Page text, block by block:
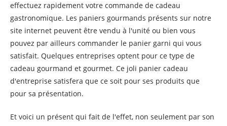
effectuez rapidement votre commande de cadeau
gastronomique. Les paniers gourmands présents sur notre
site internet peuvent être vendu à l'unité ou bien vous
pouvez par ailleurs commander le panier garni qui vous
satisfait. Quelques entreprises optent pour ce type de
cadeau gourmand et gourmet. Ce joli panier cadeau
d'entreprise satisfera que ce soit pour ses produits que
pour sa présentation.
Et voici un présent qui fait de l'effet, non seulement par son